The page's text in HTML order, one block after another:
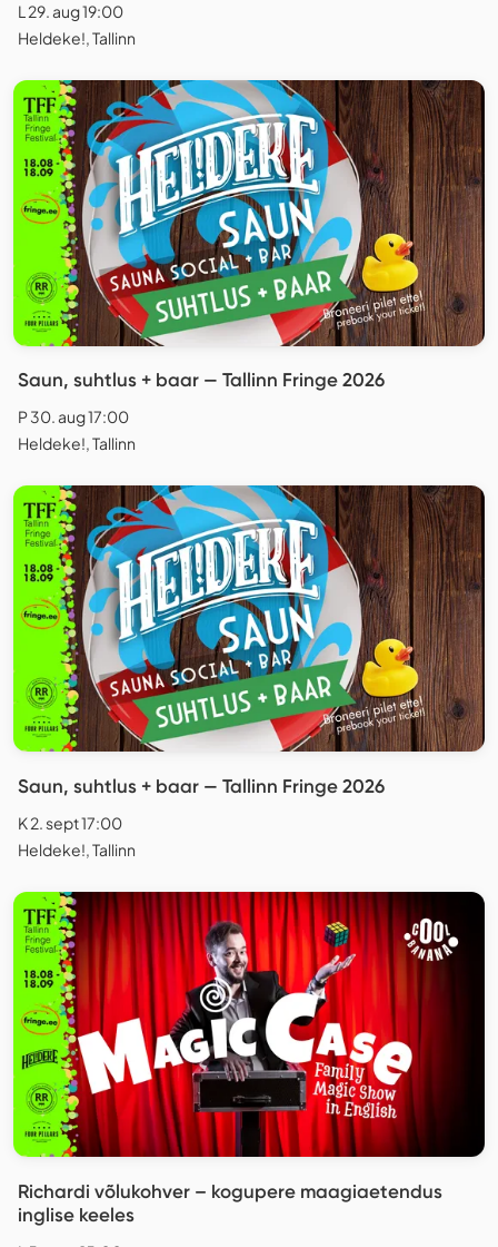
L 29. aug 19:00
Heldeke!, Tallinn
Saun, suhtlus + baar — Tallinn Fringe 2026
P 30. aug 17:00
Heldeke!, Tallinn
Saun, suhtlus + baar — Tallinn Fringe 2026
K 2. sept 17:00
Heldeke!, Tallinn
Richardi võlukohver – kogupere maagiaetendus
inglise keeles